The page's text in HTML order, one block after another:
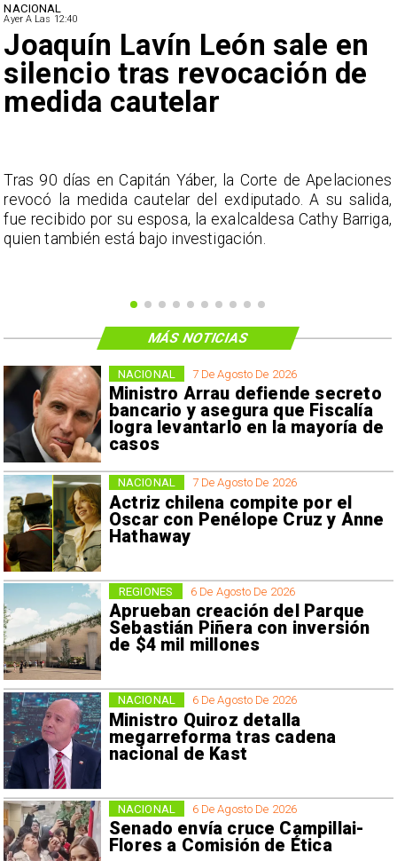
NACIONAL
Ayer A Las 12:40
Joaquín Lavín León sale en
silencio tras revocación de
medida cautelar
Tras 90 días en Capitán Yáber, la Corte de Apelaciones
revocó la medida cautelar del exdiputado. A su salida,
fue recibido por su esposa, la exalcaldesa Cathy Barriga,
quien también está bajo investigación.
7 De Agosto De 2026
Ministro Arrau defiende secreto
bancario y asegura que Fiscalía
logra levantarlo en la mayoría de
casos
NACIONAL
7 De Agosto De 2026
Actriz chilena compite por el
Oscar con Penélope Cruz y Anne
Hathaway
NACIONAL
6 De Agosto De 2026
Aprueban creación del Parque
Sebastián Piñera con inversión
de $4 mil millones
REGIONES
6 De Agosto De 2026
Ministro Quiroz detalla
megarreforma tras cadena
nacional de Kast
NACIONAL
6 De Agosto De 2026
Senado envía cruce Campillai-
Flores a Comisión de Ética
NACIONAL
MÁS NOTICIAS